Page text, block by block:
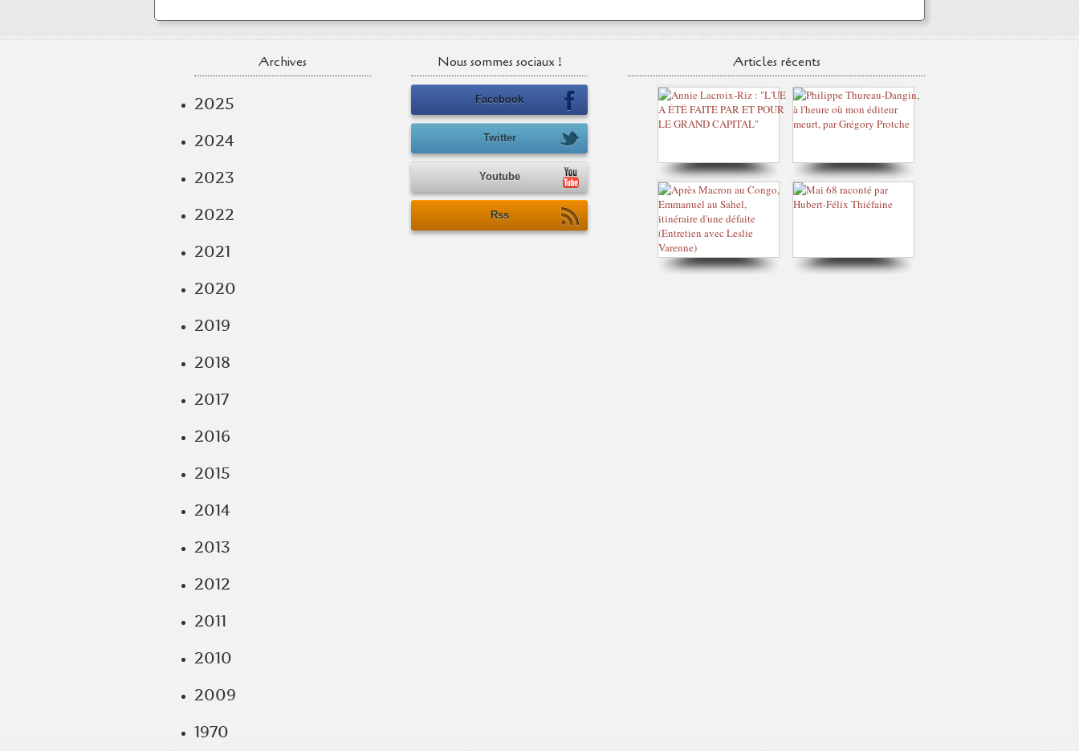
Archives
2025
2024
2023
2022
2021
2020
2019
2018
2017
2016
2015
2014
2013
2012
2011
2010
2009
1970
Nous sommes sociaux !
Facebook
Twitter
Youtube
Rss
Articles récents